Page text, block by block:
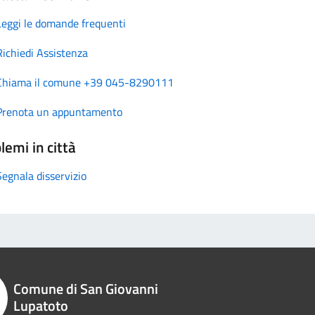
le domande frequenti
Assistenza
il comune +39 045-8290111
un appuntamento
in città
disservizio
Comune di San Giovanni
Lupatoto